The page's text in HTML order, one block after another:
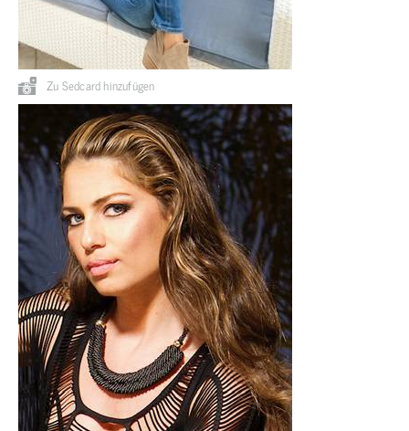
Zu Sedcard hinzufügen